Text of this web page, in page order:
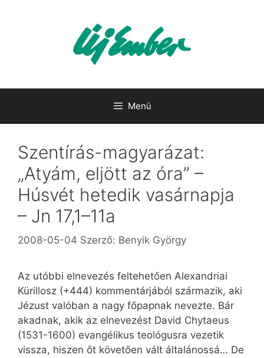
Menü
Szentírás-magyarázat:
„Atyám, eljött az óra” –
Húsvét hetedik vasárnapja
– Jn 17,1–11a
2008-05-04 Szerző: Benyik György
Az utóbbi elnevezés feltehetően Alexandriai
Kürillosz (+444) kommentárjából származik, aki
Jézust valóban a nagy főpapnak nevezte. Bár
akadnak, akik az elnevezést David Chytaeus
(1531-1600) evangélikus teológusra vezetik
vissza, hiszen őt követően vált általánossá… De